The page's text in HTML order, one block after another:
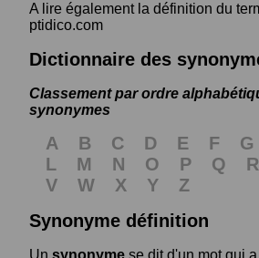
A lire également la définition du
ptidico.com
Dictionnaire des
Classement par ordre
synonymes
A B C D E F G
L
M N O P Q R
V
W X Y
Z
Synonyme définition
Un synonyme se dit d'un mot qui